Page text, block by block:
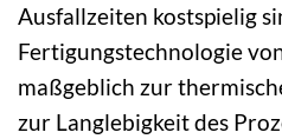
Ausfallzeiten kostspielig
Fertigungstechnologie
maßgeblich zur
zur Langlebigkeit des